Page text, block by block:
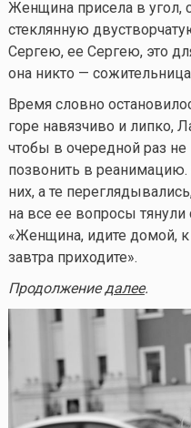
Женщина присела в угол,
стеклянную
Сергею, ее Сергею, это
она никто —
Время словно
горе навязчиво и липко,
чтобы в очередной раз
позвонить в
них, а те
на все ее вопросы
«Женщина, идите домой, к
завтра приходите».
Продолжениедалее.